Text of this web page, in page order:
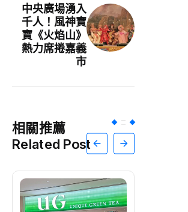
中央廣場湧入
千人！風神寶
寶《火焰山》
熱力席捲嘉義
市
相關推薦
Related Post